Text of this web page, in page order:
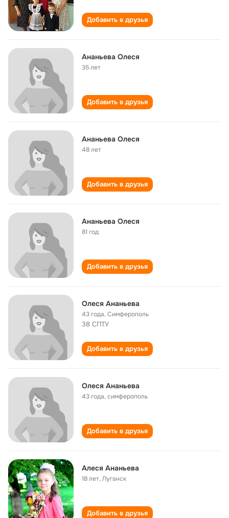
Добавить в друзья
Ананьева Олеся
35 лет
Добавить в друзья
Ананьева Олеся
48 лет
Добавить в друзья
Ананьева Олеся
81 год
Добавить в друзья
Олеся Ананьева
43 года,Симферополь
38 СПТУ
Добавить в друзья
Олеся Ананьева
43 года,симферополь
Добавить в друзья
Алеся Ананьева
18 лет,Луганск
Добавить в друзья